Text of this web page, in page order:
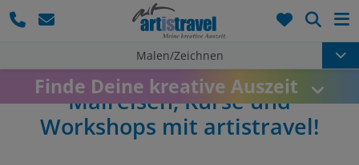
Malen/Zeichnen
Finde Deine kreative Auszeit
Malreisen, Kurse und
Workshops mit artistravel!